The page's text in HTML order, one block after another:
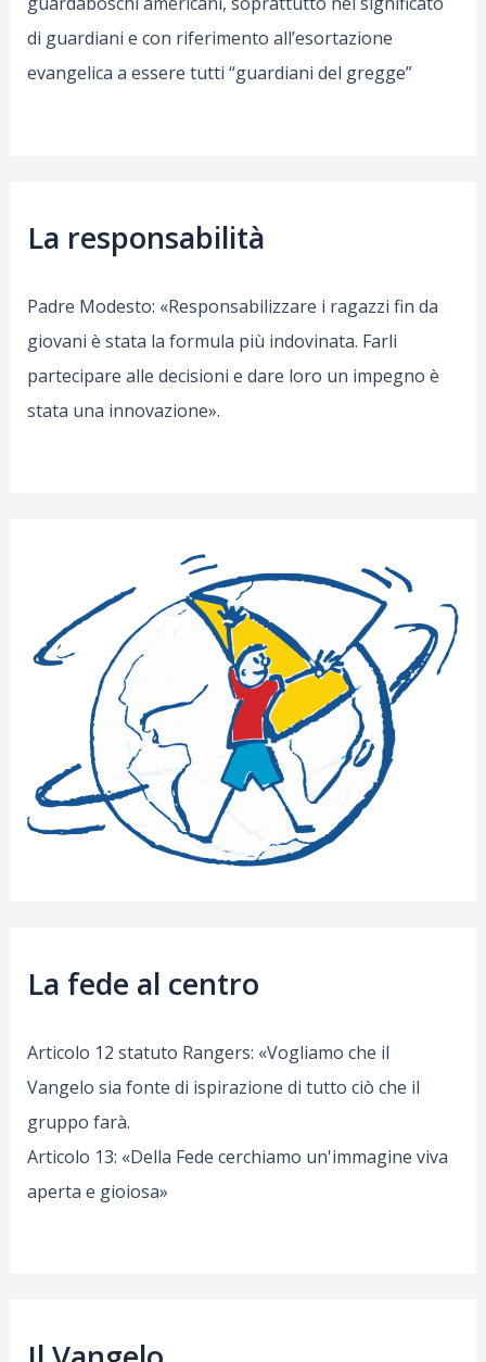
di guardiani e con riferimento all’esortazione
evangelica a essere tutti “guardiani del gregge”
La responsabilità
Padre Modesto: «Responsabilizzare i ragazzi fin da
giovani è stata la formula più indovinata. Farli
partecipare alle decisioni e dare loro un impegno è
stata una innovazione».
La fede al centro
Articolo 12 statuto Rangers: «Vogliamo che il
Vangelo sia fonte di ispirazione di tutto ciò che il
gruppo farà.
Articolo 13: «Della Fede cerchiamo un'immagine viva
aperta e gioiosa»